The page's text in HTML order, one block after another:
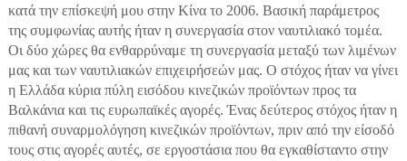
κατά την επίσκεψή μου στην Κίνα το 2006. Βασική παράμετρος
της συμφωνίας αυτής ήταν η συνεργασία στον ναυτιλιακό τομέα.
Οι δύο χώρες θα ενθαρρύναμε τη συνεργασία μεταξύ των λιμένων
μας και των ναυτιλιακών επιχειρήσεών μας. Ο στόχος ήταν να γίνει
η Ελλάδα κύρια πύλη εισόδου κινεζικών προϊόντων προς τα
Βαλκάνια και τις ευρωπαϊκές αγορές. Ένας δεύτερος στόχος ήταν η
πιθανή συναρμολόγηση κινεζικών προϊόντων, πριν από την είσοδό
τους στις αγορές αυτές, σε εργοστάσια που θα εγκαθίσταντο στην